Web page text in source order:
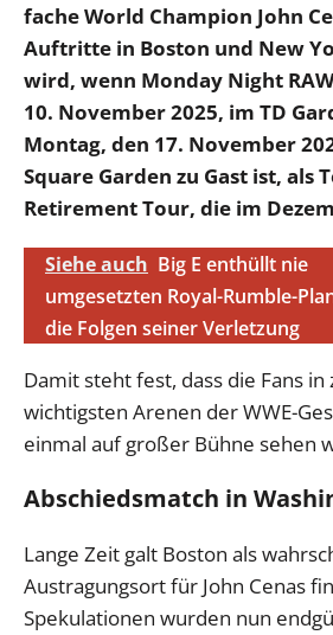
fache World Champion John
Auftritte in Boston und New
wird, wenn Monday Night
10. November 2025, im TD
Montag, den 17. November
Square Garden zu Gast ist, als
Retirement Tour, die im
Siehe auch Big E enthüllt nie
umgesetzten Royal-Rumble-
die Folgen seiner Verletzung
Damit steht fest, dass die Fans in
wichtigsten Arenen der WWE-
einmal auf großer Bühne sehen
Abschiedsmatch in
Lange Zeit galt Boston als
Austragungsort für John Cenas
Spekulationen wurden nun